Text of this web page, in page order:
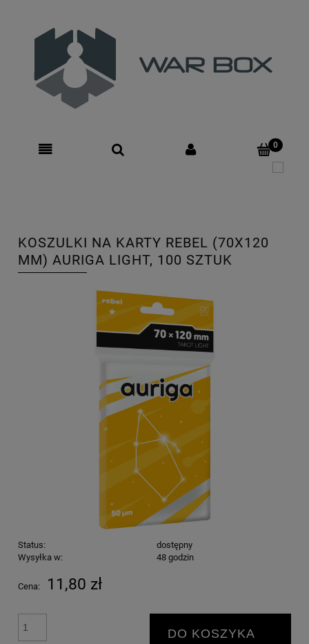
KOSZULKI NA KARTY REBEL (70X120
MM) AURIGA LIGHT, 100 SZTUK
Status:
dostępny
Wysyłka w:
48 godzin
Cena: 11,80 zł
DO KOSZYKA